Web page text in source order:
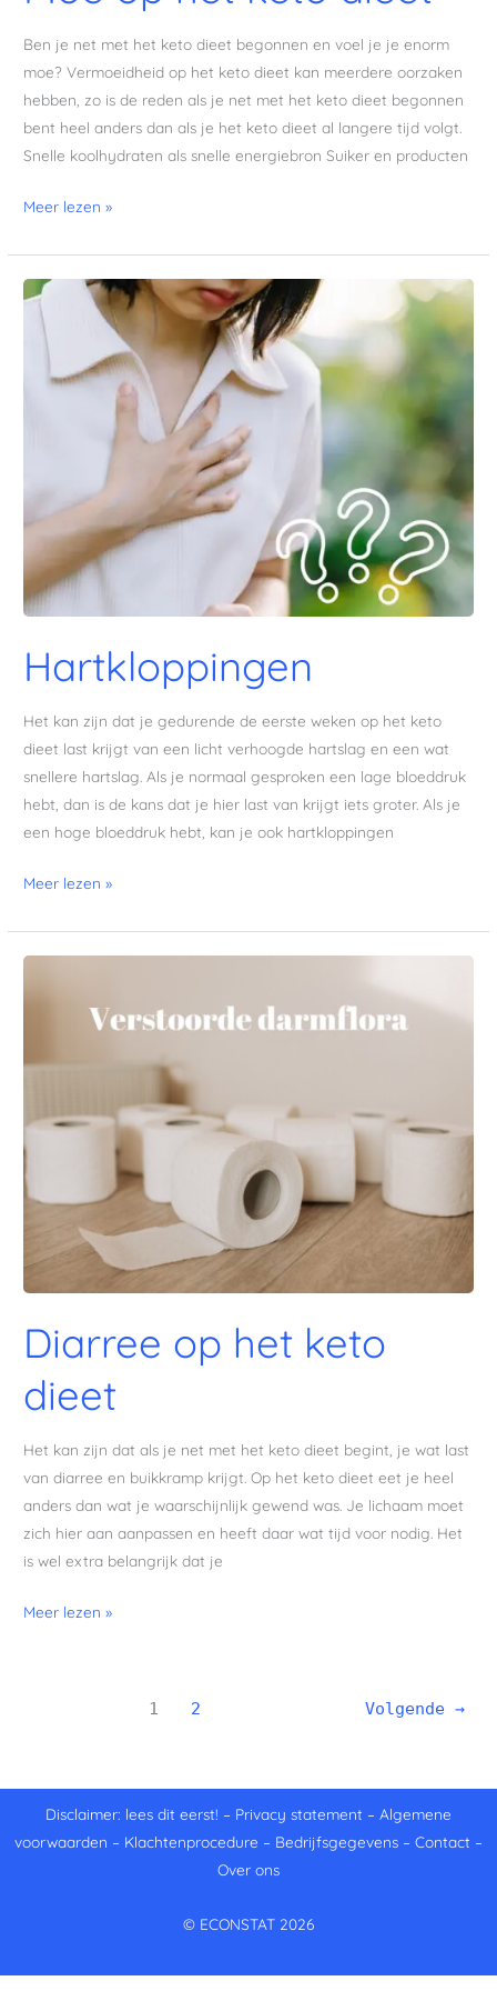
Ben je net met het keto dieet begonnen en voel je je enorm
moe? Vermoeidheid op het keto dieet kan meerdere oorzaken
hebben, zo is de reden als je net met het keto dieet begonnen
bent heel anders dan als je het keto dieet al langere tijd volgt.
Snelle koolhydraten als snelle energiebron Suiker en producten
Meer lezen »
Hartkloppingen
Het kan zijn dat je gedurende de eerste weken op het keto
dieet last krijgt van een licht verhoogde hartslag en een wat
snellere hartslag. Als je normaal gesproken een lage bloeddruk
hebt, dan is de kans dat je hier last van krijgt iets groter. Als je
een hoge bloeddruk hebt, kan je ook hartkloppingen
Hartkloppingen
Meer lezen »
Diarree op het keto
dieet
Het kan zijn dat als je net met het keto dieet begint, je wat last
van diarree en buikkramp krijgt. Op het keto dieet eet je heel
anders dan wat je waarschijnlijk gewend was. Je lichaam moet
zich hier aan aanpassen en heeft daar wat tijd voor nodig. Het
is wel extra belangrijk dat je
Meer lezen »
1 2 Volgende →
Disclaimer: lees dit eerst! – Privacy statement – Algemene
voorwaarden – Klachtenprocedure – Bedrijfsgegevens – Contact –
Over ons
© ECONSTAT 2026